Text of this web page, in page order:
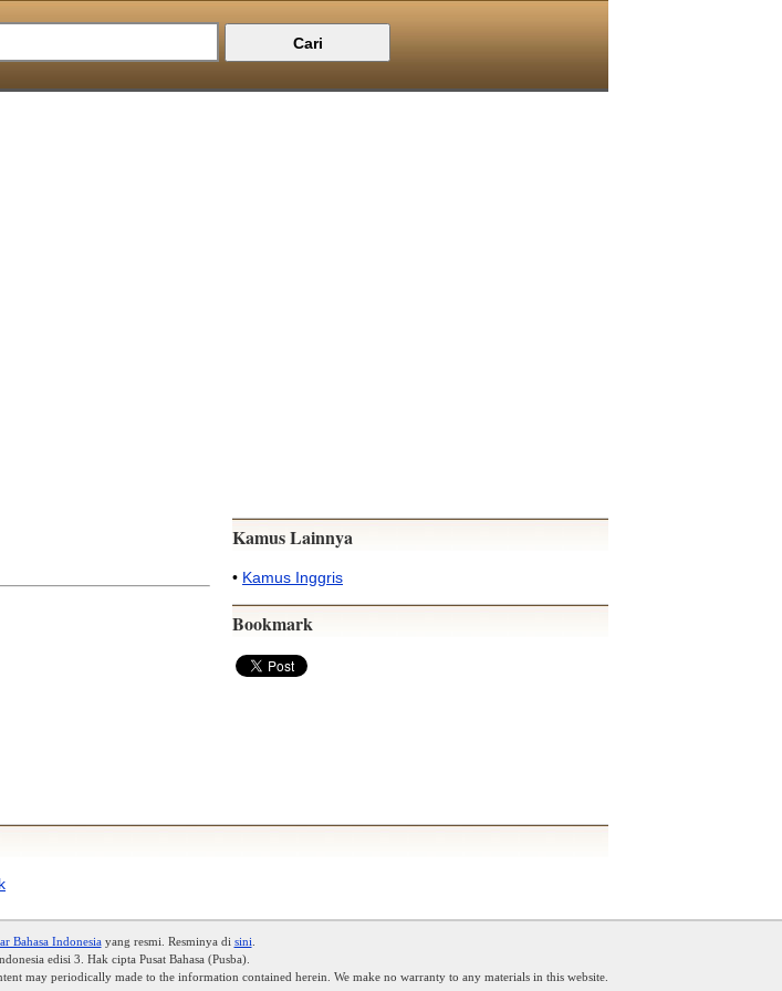
Kamus Lainnya
• Kamus Inggris
Bookmark
Bahasa Indonesiayang resmi. Resminya di sini
edisi 3. Hak cipta Pusat Bahasa (Pusba).
may periodically made to the information contained herein. We make no warranty to any materials in this website.